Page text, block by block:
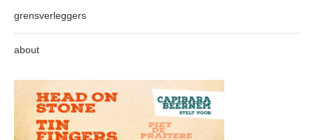
grensverleggers
about